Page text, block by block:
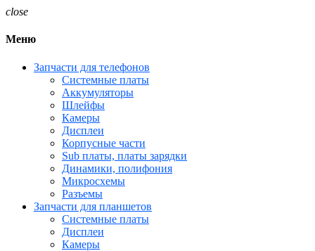
close
Меню
Запчасти для телефонов
Системные платы
Аккумуляторы
Шлейфы
Камеры
Дисплеи
Корпусные части
Sub платы, платы зарядки
Динамики, полифония
Микросхемы
Разъемы
Запчасти для планшетов
Системные платы
Дисплеи
Камеры